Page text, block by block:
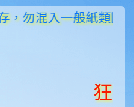
入一般紙類回收、
狂賀！